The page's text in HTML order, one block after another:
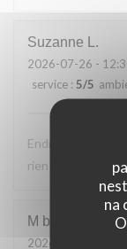
na
Suzanne L
2026-07-26 -
service : 5/5
Endroit tres
rien a reprocher
M bouchon
2026-07-24 -